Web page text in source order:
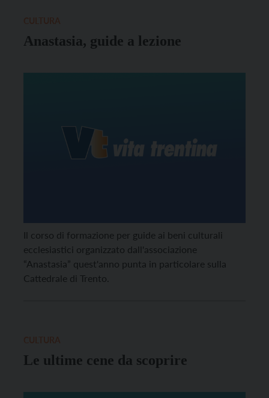
Anastasia, guide a lezione
Il corso di formazione per guide ai beni culturali
ecclesiastici organizzato dall'associazione
“Anastasia” quest'anno punta in particolare sulla
Cattedrale di Trento.
Le ultime cene da scoprire